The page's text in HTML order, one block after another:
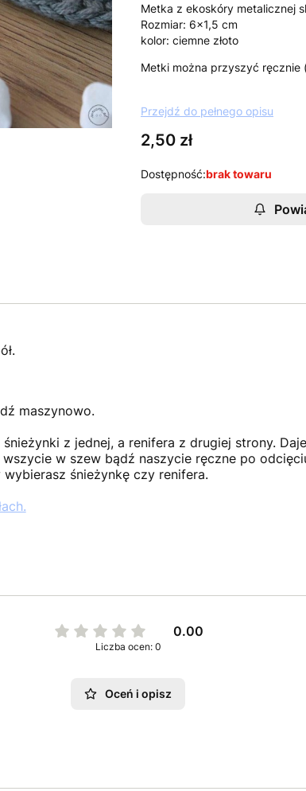
Metka z ekoskóry metalicznej
Rozmiar: 6x1,5 cm
kolor: ciemne złoto
Metki można przyszyć ręcznie
Przejdź do pełnego opisu
Cena
2,50 zł
Dostępność:brak towaru
maszynowo.
z jednej, a renifera z drugiej strony.
w szew bądź naszycie ręczne po
śnieżynkę czy renifera.
0.00
Liczba ocen: 0
Oceń i opisz